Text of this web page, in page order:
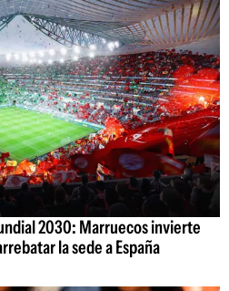
2030: Marruecos invierte
la sede a España